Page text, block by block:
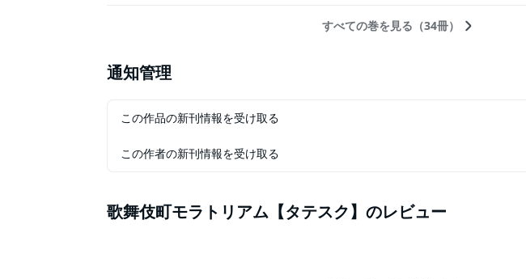
すべての巻を見る（34冊）
通知管理
この作品の新刊情報を受け取る
この作者の新刊情報を受け取る
歌舞伎町モラトリアム【タテスク】 のレビュー